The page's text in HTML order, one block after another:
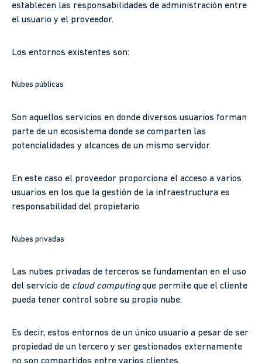
establecen las responsabilidades de administración entre
el usuario y el proveedor.
Los entornos existentes son:
Nubes públicas
Son aquellos servicios en donde diversos usuarios forman
parte de un ecosistema donde se comparten las
potencialidades y alcances de un mismo servidor.
En este caso el proveedor proporciona el acceso a varios
usuarios en los que la gestión de la infraestructura es
responsabilidad del propietario.
Nubes privadas
Las nubes privadas de terceros se fundamentan en el uso
del servicio de cloud computingque permite que el cliente
pueda tener control sobre su propia nube.
Es decir, estos entornos de un único usuario a pesar de ser
propiedad de un tercero y ser gestionados externamente